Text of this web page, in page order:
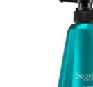
24 балла
40
1 212.00
за 1.00 мл